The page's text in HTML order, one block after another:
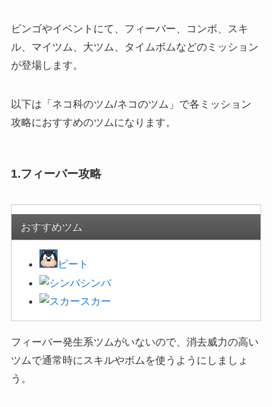
ビンゴやイベントにて、フィーバー、コンボ、スキ
ル、マイツム、大ツム、タイムボムなどのミッション
が登場します。
以下は「ネコ科のツム/ネコのツム」で各ミッション
攻略におすすめのツムになります。
1.フィーバー攻略
おすすめツム
ピート
シンバ
スカー
フィーバー発生系ツムがいないので、消去威力の高い
ツムで通常時にスキルやボムを使うようにしましょ
う。